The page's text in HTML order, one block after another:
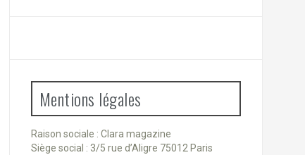
Mentions légales
Raison sociale : Clara magazine
Siège social : 3/5 rue d’Aligre 75012 Paris